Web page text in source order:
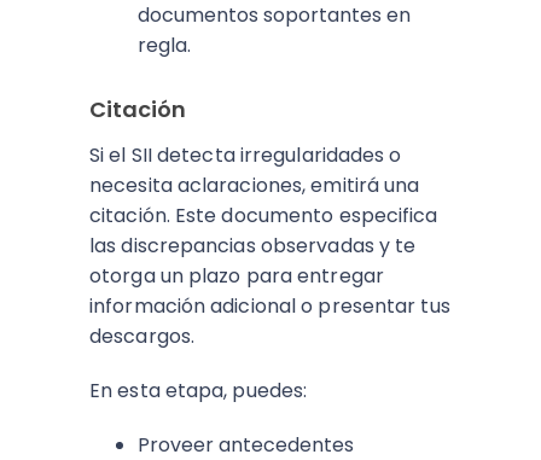
documentos soportantes en
regla.
Citación
Si el SII detecta irregularidades o
necesita aclaraciones, emitirá una
citación. Este documento especifica
las discrepancias observadas y te
otorga un plazo para entregar
información adicional o presentar tus
descargos.
En esta etapa, puedes:
Proveer antecedentes